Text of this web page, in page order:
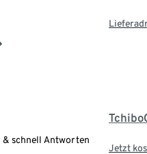
schnell Antworten
Jetzt